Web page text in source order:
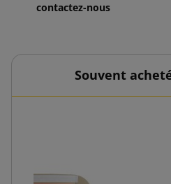
contactez-nous
Souvent